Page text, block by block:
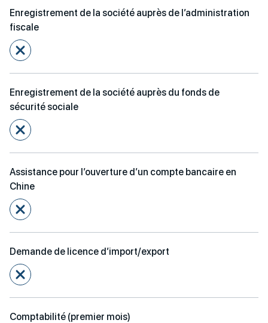
Enregistrement de la société auprès de l’administration
fiscale
Enregistrement de la société auprès du fonds de
sécurité sociale
Assistance pour l’ouverture d’un compte bancaire en
Chine
Demande de licence d’import/export
Comptabilité (premier mois)